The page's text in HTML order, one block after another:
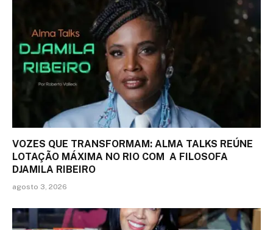
VOZES QUE TRANSFORMAM: ALMA TALKS REÚNE
LOTAÇÃO MÁXIMA NO RIO COM A FILOSOFA
DJAMILA RIBEIRO
agosto 3, 2026